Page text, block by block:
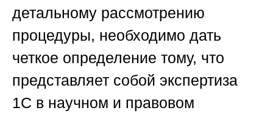
детальному рассмотрению
процедуры, необходимо дать
четкое определение тому, что
представляет собой экспертиза
1С в научном и правовом